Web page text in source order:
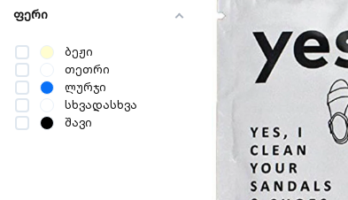
ფერი
ბეჟი
თეთრი
ლურჯი
სხვადასხვა
შავი